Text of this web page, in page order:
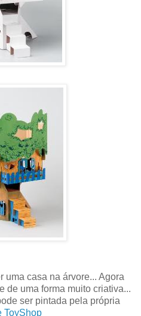
uma casa na árvore... Agora
de uma forma muito criativa...
ser pintada pela própria
ToyShop